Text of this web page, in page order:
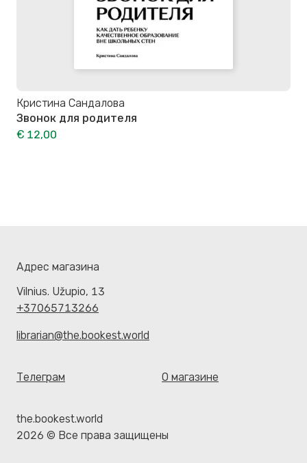
Кристина Сандалова
Звонок для родителя
€ 12,00
Адрес магазина
Vilnius. Užupio, 13
+37065713266
librarian@the.bookest.world
Телеграм О магазине
the.bookest.world
2026 © Все права защищены